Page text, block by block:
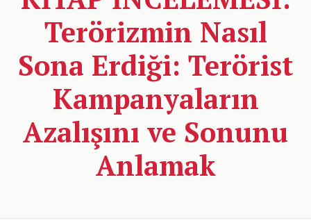
Terörizmin Nasıl
Sona Erdiği: Terörist
Kampanyaların
Azalışını ve Sonunu
Anlamak